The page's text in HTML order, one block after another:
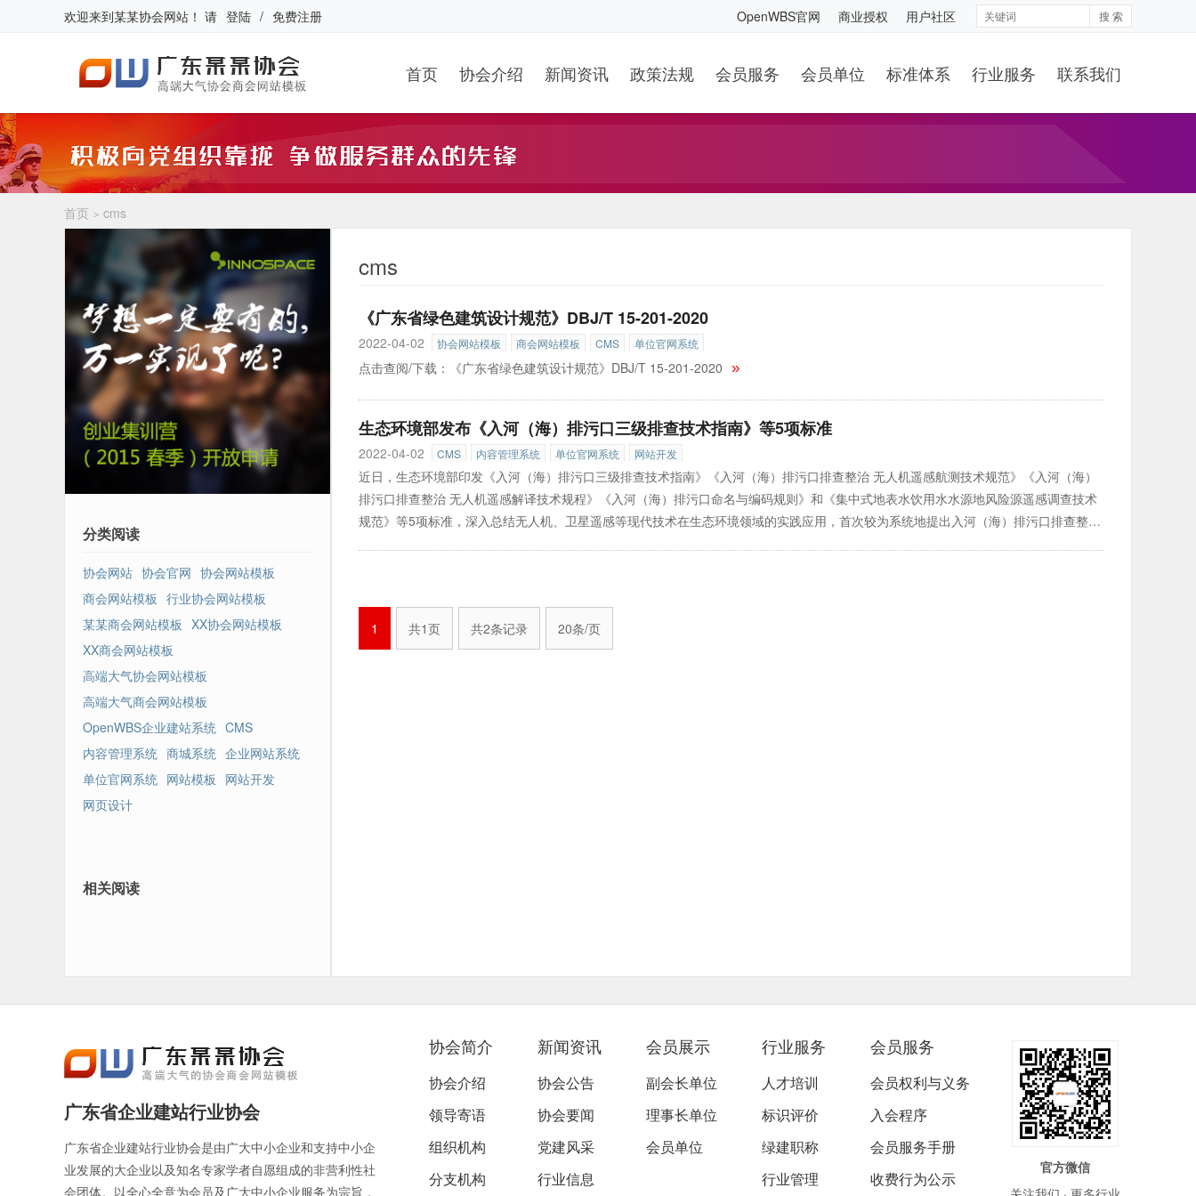
OpenWBS官网 商业授权 用户社区
欢迎来到某某协会网站 ！ 请 登陆 / 免费注册 搜 索
首页 协会介绍 新闻资讯 政策法规 会员服务 会员单位 标准体系 行业服务 联系我们
首页 > cms
cms
《广东省绿色建筑设计规范》DBJ/T 15-201-2020
2022-04-02 协会网站模板 商会网站模板 CMS 单位官网系统
点击查阅/下载：《广东省绿色建筑设计规范》DBJ/T 15-201-2020 »
生态环境部发布《入河（海）排污口三级排查技术指南》等5项标准
2022-04-02 CMS 内容管理系统 单位官网系统 网站开发
近日，生态环境部印发《入河（海）排污口三级排查技术指南》《入河（海）排污口排查整治 无人机遥感航测技术规范》《入河（海）
排污口排查整治 无人机遥感解译技术规程》《入河（海）排污口命名与编码规则》和《集中式地表水饮用水水源地风险源遥感调查技术
规范》等5项标准，深入总结无人机、卫星遥感等现代技术在生态环境领域的实践应用，首次较为系统地提出入河（海）排污口排查整治
1 共1页 共2条记录 20条/页
分类阅读
协会网站 协会官网 协会网站模板
商会网站模板 行业协会网站模板
某某商会网站模板 XX协会网站模板
XX商会网站模板
高端大气协会网站模板
高端大气商会网站模板
OpenWBS企业建站系统 CMS
内容管理系统 商城系统 企业网站系统
单位官网系统 网站模板
网站开发
网页设计
相关阅读
广东省企业建站行业协会
广东省企业建站行业协会是由广大中小企业和支持中小企
业发展的大企业以及知名专家学者自愿组成的非营利性社
会团体。以全心全意为会员及广大中小企业服务为宗旨，
协会简介
协会介绍
领导寄语
组织机构
分支机构
新闻资讯
协会公告
协会要闻
党建风采
行业信息
会员展示
副会长单位
理事长单位
会员单位
行业服务
人才培训
标识评价
绿建职称
行业管理
会员服务
会员权利与义务
入会程序
会员服务手册
收费行为公示
官方微信